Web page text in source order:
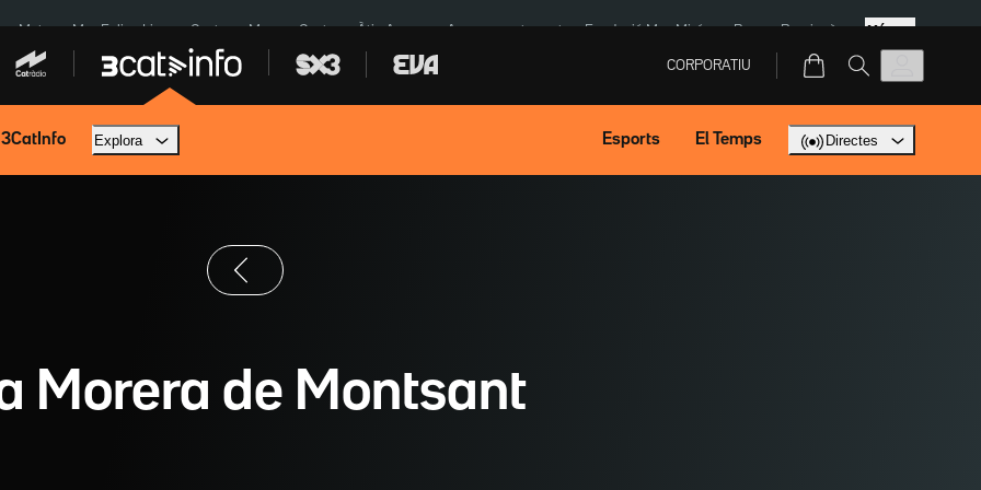
a Meta Mor Felipe Lipe Ceuta Menors Ceuta Àtic Ayuso Aparcament agost Fundació Mas Miró eBay Perpinyà Més
CORPORATIU
3CatInfo Explora Esports El Temps Directes
Morera de Montsant